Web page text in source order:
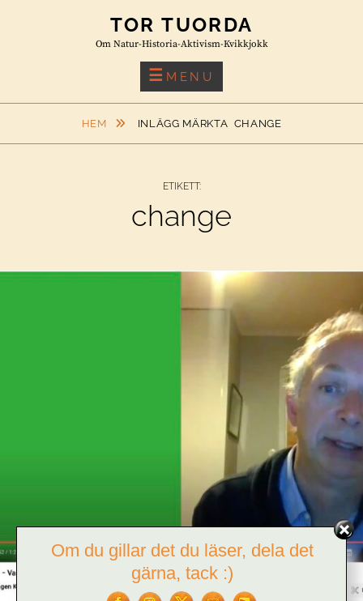
TOR TUORDA
Om Natur-Historia-Aktivism-Kvikkjokk
MENU
HEM INLÄGG MÄRKTA CHANGE
ETIKETT:
change
Om du gillar det du läser, dela det
gärna, tack :)